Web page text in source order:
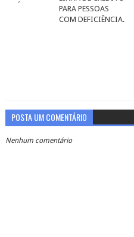
PARA PESSOAS
COM DEFICIÊNCIA.
POSTA UM COMENTÁRIO
Nenhum comentário